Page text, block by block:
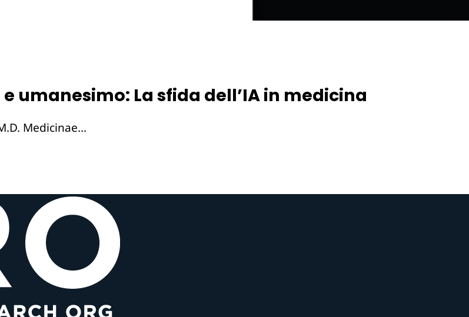
umanesimo: La sfida dell’IA in medicina
Medicinae...